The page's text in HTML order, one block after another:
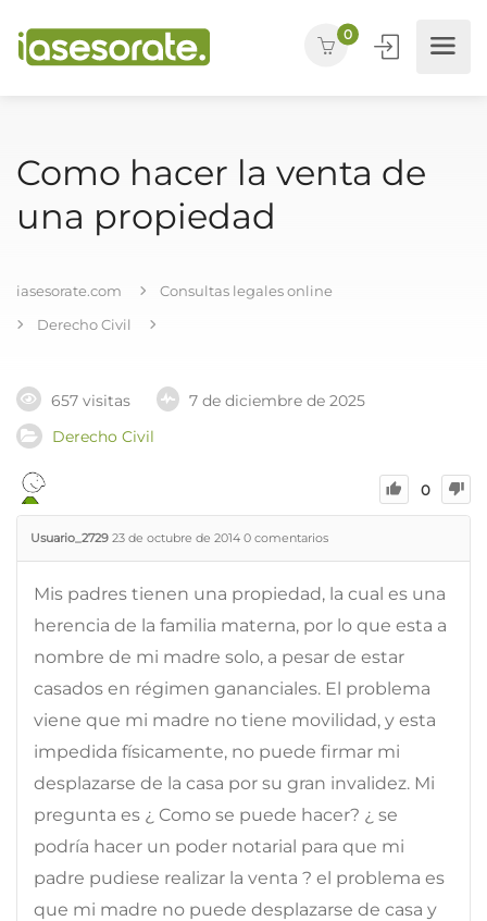
0
Como hacer la venta de
una propiedad
iasesorate.com
Consultas legales online
Derecho Civil
657 visitas
7 de diciembre de 2025
Derecho Civil
0
Usuario_2729 23 de octubre de 2014 0 comentarios
Mis padres tienen una propiedad, la cual es una
herencia de la familia materna, por lo que esta a
nombre de mi madre solo, a pesar de estar
casados en régimen gananciales. El problema
viene que mi madre no tiene movilidad, y esta
impedida físicamente, no puede firmar mi
desplazarse de la casa por su gran invalidez. Mi
pregunta es ¿ Como se puede hacer? ¿ se
podría hacer un poder notarial para que mi
padre pudiese realizar la venta ? el problema es
que mi madre no puede desplazarse de casa y